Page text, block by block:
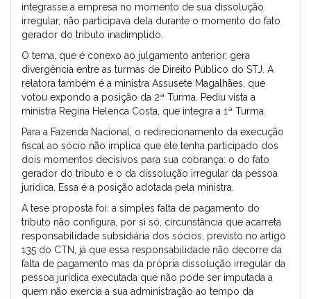
integrasse a empresa no momento de sua dissolução
irregular, não participava dela durante o momento do fato
gerador do tributo inadimplido.
O tema, que é conexo ao julgamento anterior, gera
divergência entre as turmas de Direito Público do STJ. A
relatora também é a ministra Assusete Magalhães, que
votou expondo a posição da 2ª Turma. Pediu vista a
ministra Regina Helenca Costa, que integra a 1ª Turma.
Para a Fazenda Nacional, o redirecionamento da execução
fiscal ao sócio não implica que ele tenha participado dos
dois momentos decisivos para sua cobrança: o do fato
gerador do tributo e o da dissolução irregular da pessoa
jurídica. Essa é a posição adotada pela ministra.
A tese proposta foi: a simples falta de pagamento do
tributo não configura, por si só, circunstância que acarreta
responsabilidade subsidiária dos sócios, previsto no artigo
135 do CTN, já que essa responsabilidade não decorre da
falta de pagamento mas da própria dissolução irregular da
pessoa jurídica executada que não pode ser imputada a
quem não exercia a sua administração ao tempo da